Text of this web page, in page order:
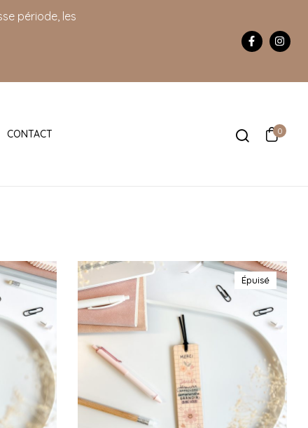
période, les
CONTACT 0
Épuisé